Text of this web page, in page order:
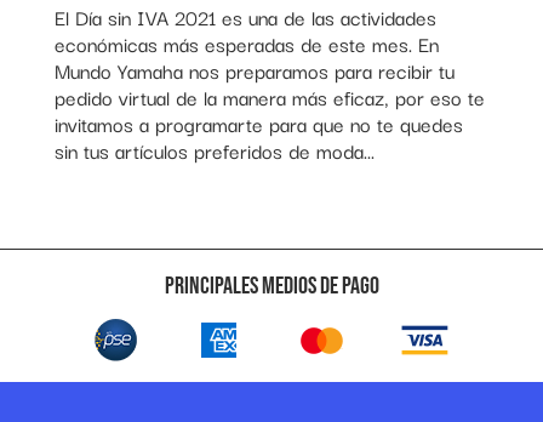
El Día sin IVA 2021 es una de las actividades
económicas más esperadas de este mes. En
Mundo Yamaha nos preparamos para recibir tu
pedido virtual de la manera más eficaz, por eso te
invitamos a programarte para que no te quedes
sin tus artículos preferidos de moda...
Principales medios de pago